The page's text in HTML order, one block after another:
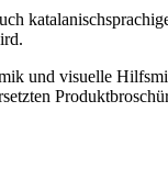
und visuelle